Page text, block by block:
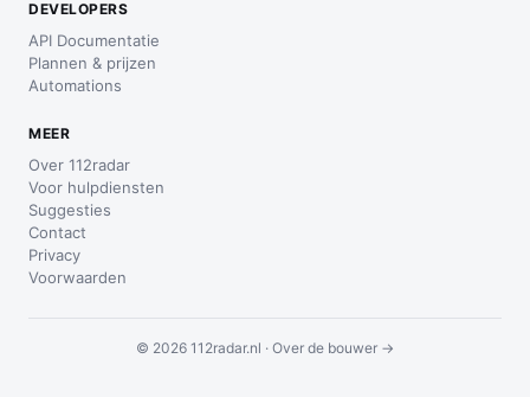
DEVELOPERS
API Documentatie
Plannen & prijzen
Automations
MEER
Over 112radar
Voor hulpdiensten
Suggesties
Contact
Privacy
Voorwaarden
© 2026 112radar.nl · Over de bouwer →